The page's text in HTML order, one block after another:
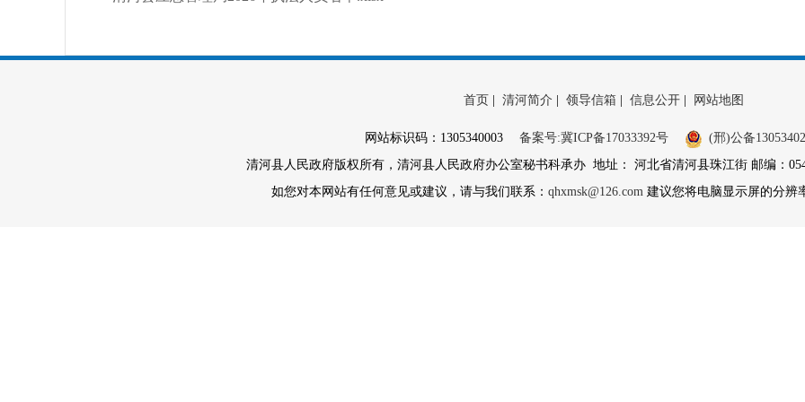
首页 清河简介 领导信箱 信息公开 网站地图
网站标识码：1305340003 备案号:冀ICP备17033392号
(邢)公备
清河县人民政府版权所有，清河县人民政府办公室秘书科承办 地址： 河北省清河县珠江街 邮编：
如您对本网站有任何意见或建议，请与我们联系： qhxmsk@126.com 建议您将电脑显示屏的分